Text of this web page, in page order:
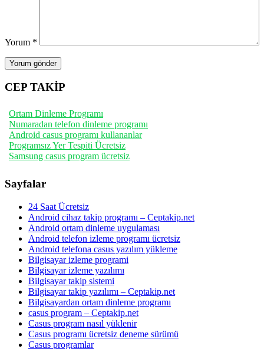
Yorum *
CEP TAKİP
Ortam Dinleme Programı
Numaradan telefon dinleme programı
Android casus programı kullananlar
Programsız Yer Tespiti Ücretsiz
Samsung casus program ücretsiz
Sayfalar
24 Saat Ücretsiz
Android cihaz takip programı – Ceptakip.net
Android ortam dinleme uygulaması
Android telefon izleme programı ücretsiz
Android telefona casus yazılım yükleme
Bilgisayar izleme programi
Bilgisayar izleme yazılımı
Bilgisayar takip sistemi
Bilgisayar takip yazılımı – Ceptakip.net
Bilgisayardan ortam dinleme programı
casus program – Ceptakip.net
Casus program nasıl yüklenir
Casus programı ücretsiz deneme sürümü
Casus programlar